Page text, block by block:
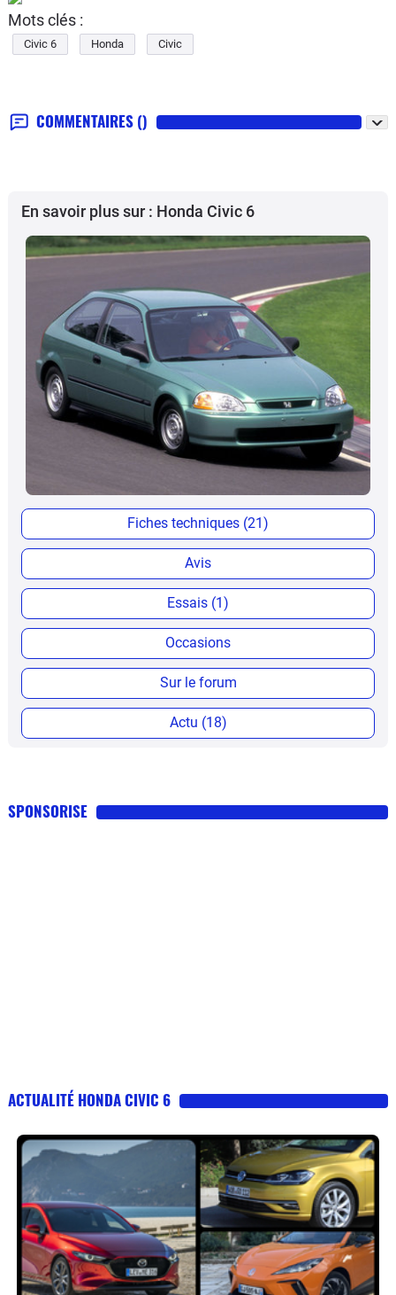
Mots clés :
Civic 6 Honda Civic
COMMENTAIRES ()
En savoir plus sur : Honda Civic 6
Fiches techniques (21)
Avis
Essais (1)
Occasions
Sur le forum
Actu (18)
SPONSORISE
ACTUALITÉ HONDA CIVIC 6